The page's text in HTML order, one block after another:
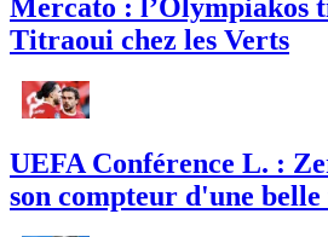
Mercato : l’Olympiakos
Titraoui chez les Verts
UEFA Conférence L. :
son compteur d'une